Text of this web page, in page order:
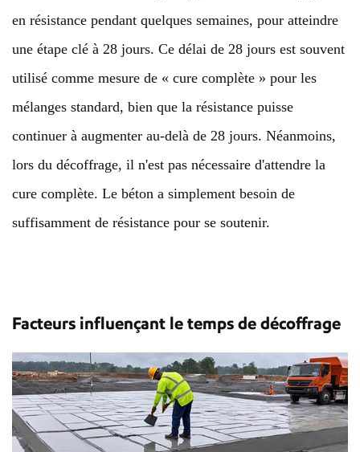
en résistance pendant quelques semaines, pour atteindre
une étape clé à 28 jours. Ce délai de 28 jours est souvent
utilisé comme mesure de « cure complète » pour les
mélanges standard, bien que la résistance puisse
continuer à augmenter au-delà de 28 jours. Néanmoins,
lors du décoffrage, il n'est pas nécessaire d'attendre la
cure complète. Le béton a simplement besoin de
suffisamment de résistance pour se soutenir.
Facteurs influençant le temps de décoffrage